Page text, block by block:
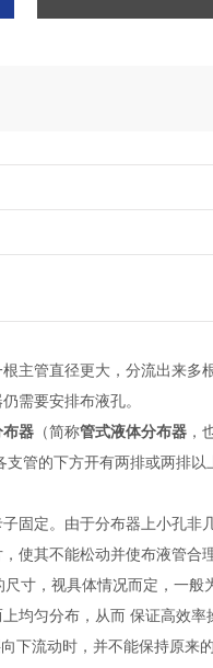
主管直径更大，分流出来多
需要安排布液孔。
布器 （简称管式液体分布器 ，
管的下方开有两排或两排以
固定。由于分布器上小孔非
使其不能松动并使布液管合
寸，视具体情况而定，一般
均匀分布，从而 保证高效率
下流动时，并不能保持原来